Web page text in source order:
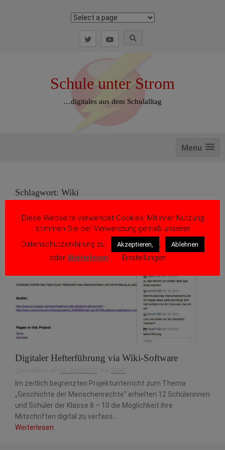
Schule unter Strom
…digitales aus dem Schulalltag
Menu
Schlagwort: Wiki
Digitaler Hefterführung via Wiki-Software
Geschrieben am 10. April 2017 SXHC
Im zeitlich begrenzten Projektunterricht zum Thema
„Geschichte der Menschenrechte“ erhielten 12 Schülerinnen
und Schüler der Klasse 8 – 10 die Möglichkeit ihre
Mitschriften digital zu verfass...
Weiterlesen
Diese Webseite verwendet Cookies. Mit ihrer Nutzung
stimmen Sie der Verwendung gemäß unserer
Datenschutzerklärung zu.
Akzeptieren, , Ablehnen
oder Weiterlesen. Einstellungen